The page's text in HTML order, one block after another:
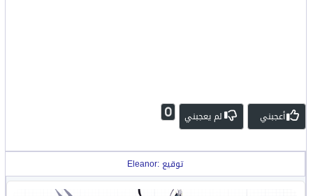
أعجبني لم يعجبني 0
توقيع :Eleanor